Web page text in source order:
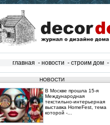
главная - новости - строим дом -
НОВОСТИ
В Москве прошла 15‑я
Международная
текстильно‑интерьерная
выставка HomeFest, тема
которой -...